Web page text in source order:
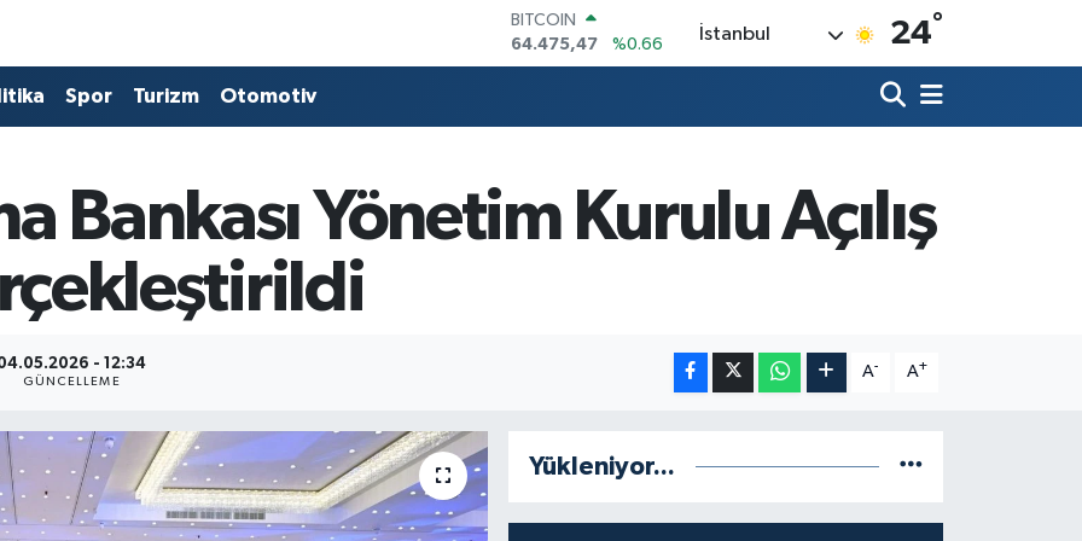
DOLAR
47,5971
%0.05
EURO
6527.85
%0.54
BİST100
13.703
%0
İstanbul 24°
Spor Turizm Otomotiv
Bankası Yönetim Kurulu Açılış
- 12:34
GÜNCELLEME
A- A+
Yükleniyor...